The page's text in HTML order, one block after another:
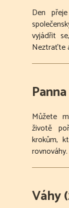
Den
vyjádřit
Neztraťte
Můžete
životě
krokům,
Váhy